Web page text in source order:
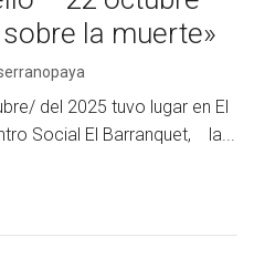
la muerte»
del 2025 tuvo lugar en El
Social El Barranquet, la...